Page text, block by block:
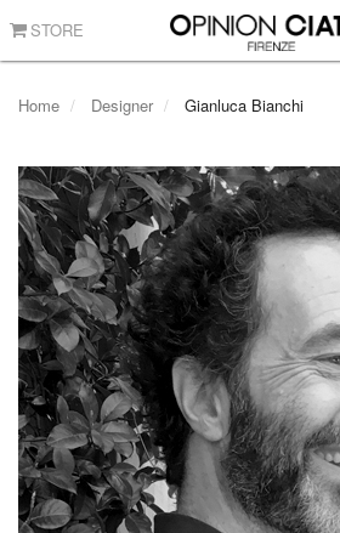
STORE
Home Designer Gianluca Bianchi